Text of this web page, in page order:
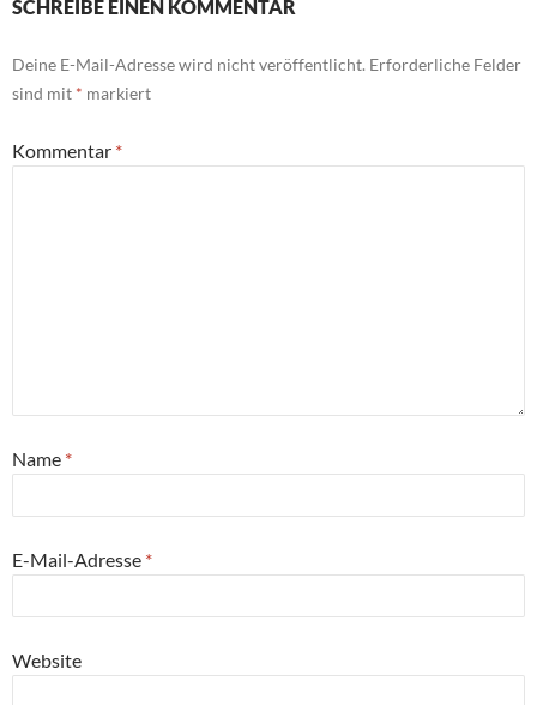
SCHREIBE EINEN KOMMENTAR
Deine E-Mail-Adresse wird nicht veröffentlicht. Erforderliche Felder
sind mit * markiert
Kommentar *
Name *
E-Mail-Adresse *
Website